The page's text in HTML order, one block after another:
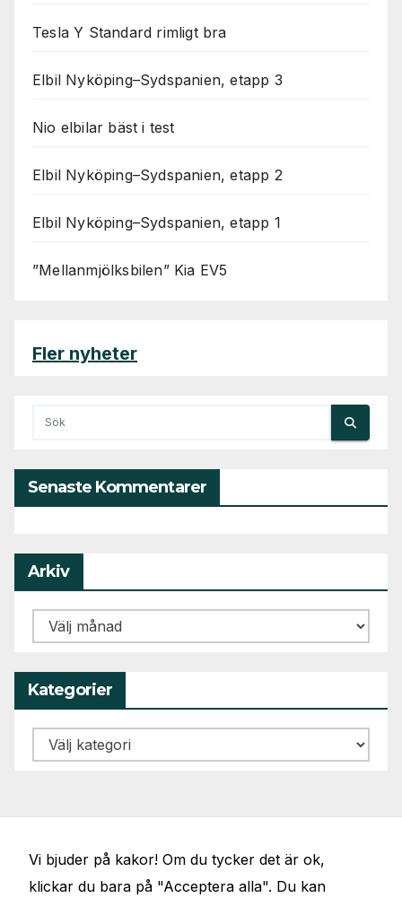
Tesla Y Standard rimligt bra
Elbil Nyköping–Sydspanien, etapp 3
Nio elbilar bäst i test
Elbil Nyköping–Sydspanien, etapp 2
Elbil Nyköping–Sydspanien, etapp 1
”Mellanmjölksbilen” Kia EV5
Fler nyheter
Senaste Kommentarer
Arkiv
Arkiv
Kategorier
Kategorier
Vi bjuder på kakor! Om du tycker det är ok,
klickar du bara på "Acceptera alla". Du kan